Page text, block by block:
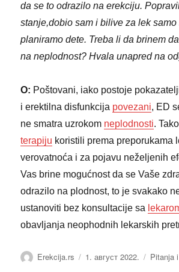
da se to odrazilo na erekciju.
stanje,dobio sam i bilive za lek samo
planiramo dete. Treba li da brinem
na neplodnost? Hvala unapred na
O: Poštovani, iako postoje
i erektilna disfunkcija povezani, ED
ne smatra uzrokom neplodnosti.
terapiju koristili prema preporukama
verovatnoća i za pojavu neželjenih
Vas brine mogućnost da se Vaše
odrazilo na plodnost, to je svakako
ustanoviti bez konsultacije sa
obavljanja neophodnih lekarskih
Аутор
Erekcija.rs Објављено
1. август 2022. Pitanja